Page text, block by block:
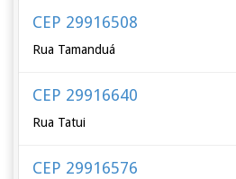
CEP 29916508
Rua Tamanduá
CEP 29916640
Rua Tatui
CEP 29916576